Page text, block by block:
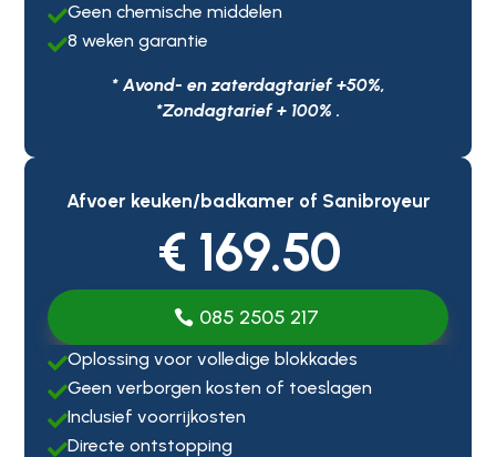
Geen chemische middelen
8 weken garantie
* Avond- en zaterdagtarief +50%,
*Zondagtarief + 100% .
Afvoer keuken/badkamer of Sanibroyeur
€ 169.50
085 2505 217
Oplossing voor volledige blokkades
Geen verborgen kosten of toeslagen
Inclusief voorrijkosten
Directe ontstopping